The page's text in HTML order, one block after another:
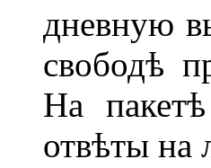
дневную
свободѣ
На
отвѣты на